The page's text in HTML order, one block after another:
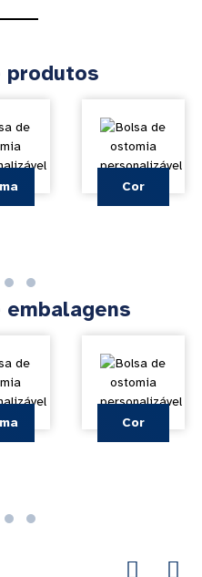
produtos
Cor
Cor